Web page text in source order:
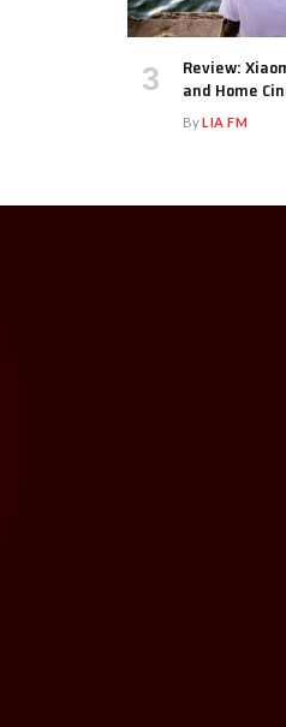
Review:
and Home
ByLIA FM